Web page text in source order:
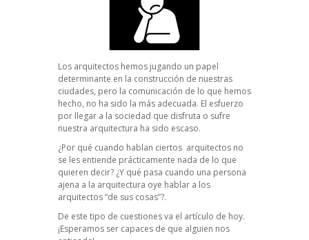
Los arquitectos hemos jugando un papel
determinante en la construcción de nuestras
ciudades, pero la comunicación de lo que hemos
hecho, no ha sido la más adecuada. El esfuerzo
por llegar a la sociedad que disfruta o sufre
nuestra arquitectura ha sido escaso.
¿Por qué cuando hablan ciertos arquitectos no
se les entiende prácticamente nada de lo que
quieren decir? ¿Y qué pasa cuando una persona
ajena a la arquitectura oye hablar a los
arquitectos “de sus cosas”?.
De este tipo de cuestiones va el artículo de hoy.
¡Esperamos ser capaces de que alguien nos